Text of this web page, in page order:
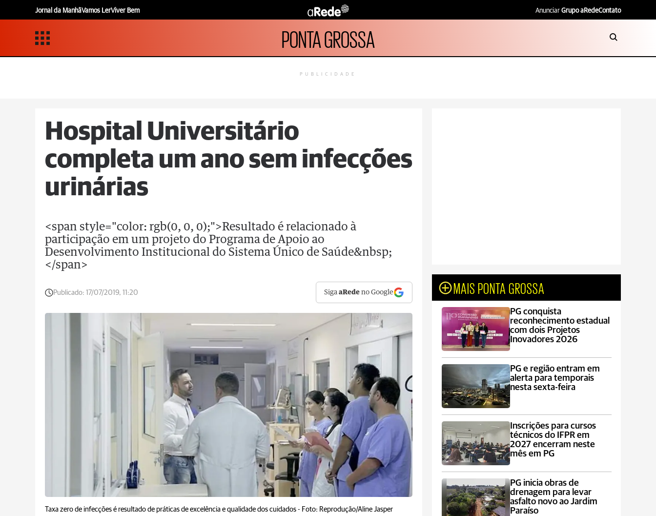
Jornal da ManhãVamos LerViver Bem Anunciar Grupo aRedeContato
PONTA GROSSA
PUBLICIDADE
Hospital Universitário
completa um ano sem infecções
urinárias
<span style="color: rgb(0, 0, 0);">Resultado é relacionado à
participação em um projeto do Programa de Apoio ao
Desenvolvimento Institucional do Sistema Único de Saúde&nbsp;
</span>
Publicado: 17/07/2019, 11:20 SigaaRede no Google
Taxa zero de infecções é resultado de práticas de excelência e qualidade dos cuidados - Foto: Reprodução/Aline Jasper
MAIS PONTA GROSSA
PG conquista
reconhecimento estadual
com dois Projetos
Inovadores 2026
PG e região entram em
alerta para temporais
nesta sexta-feira
Inscrições para cursos
técnicos do IFPR em
2027 encerram neste
mês em PG
PG inicia obras de
drenagem para levar
asfalto novo ao Jardim
Paraíso